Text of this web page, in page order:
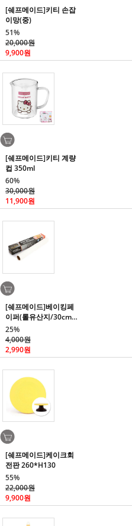
[쉐프메이드]키티 손잡
이망(중)
51%
20,000원
9,900원
[쉐프메이드]키티 계량
컵 350ml
60%
30,000원
11,900원
[쉐프메이드]베이킹페
이퍼(롤유산지/30cmx
5m)
25%
4,000원
2,990원
[쉐프메이드]케이크회
전판 260*H130
55%
22,000원
9,900원